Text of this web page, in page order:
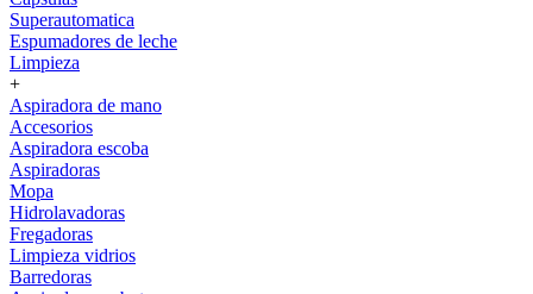
Superautomatica
Espumadores de leche
Limpieza
+
Aspiradora de mano
Accesorios
Aspiradora escoba
Aspiradoras
Mopa
Hidrolavadoras
Fregadoras
Limpieza vidrios
Barredoras